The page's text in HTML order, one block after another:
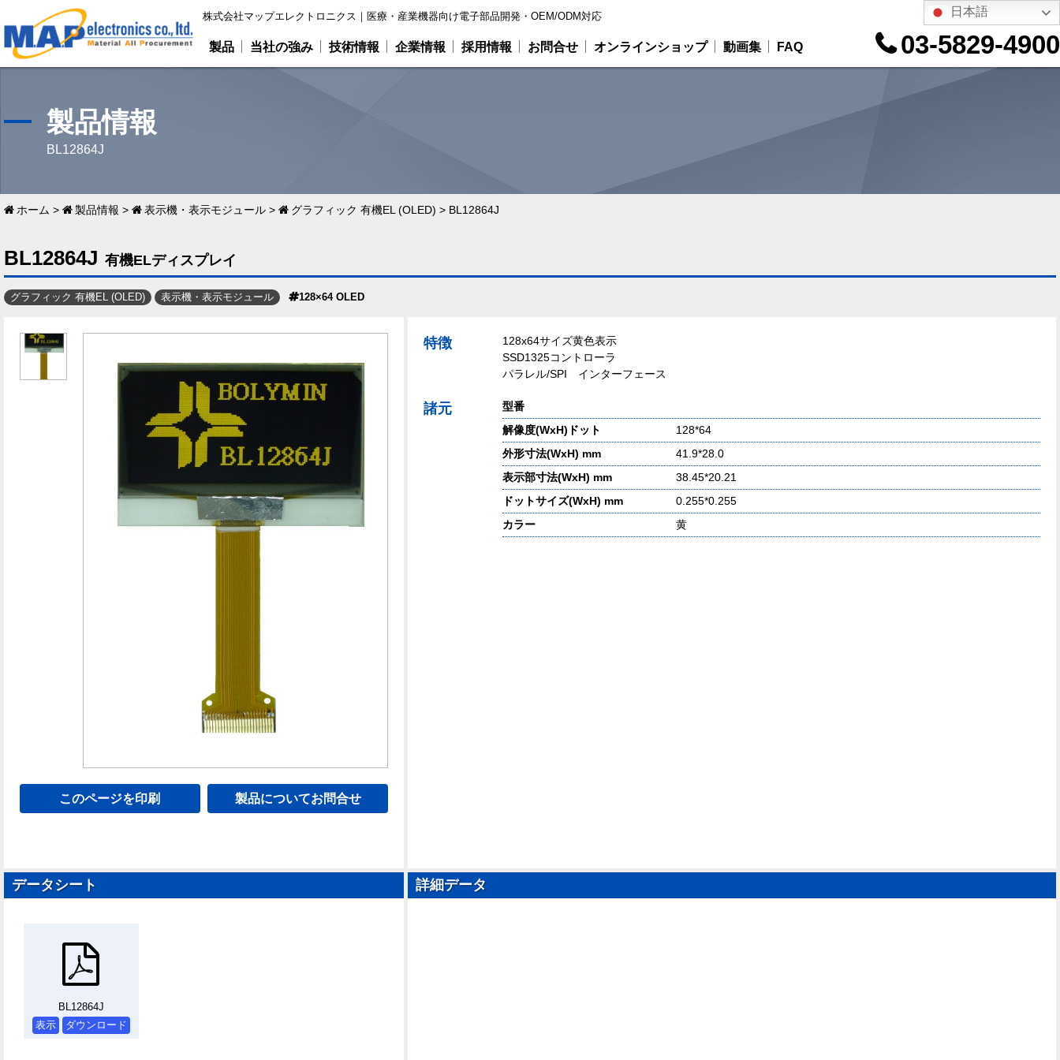
株式会社マップエレクトロニクス｜医療・産業機器向け電子部品開発・OEM/ODM対応
製品 当社の強み 技術情報 企業情報 採用情報 お問合せ オンラインショップ 動画集 FAQ
日本語
03-5829-4900
製品情報
BL12864J
ホーム > 製品情報 > 表示機・表示モジュール > グラフィック 有機EL (OLED) > BL12864J
BL12864J 有機ELディスプレイ
グラフィック 有機EL (OLED) 表示機・表示モジュール 128×64 OLED
このページを印刷 製品についてお問合せ
特徴
128x64サイズ黄色表示
SSD1325コントローラ
パラレル/SPI インターフェース
諸元
型番
解像度(WxH)ドット
128*64
外形寸法(WxH) mm
41.9*28.0
表示部寸法(WxH) mm
38.45*20.21
ドットサイズ(WxH) mm
0.255*0.255
カラー
黄
データシート
BL12864J
表示
ダウンロード
詳細データ